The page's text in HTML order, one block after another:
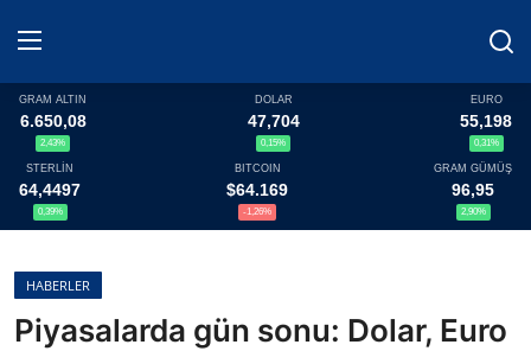
Haberler
Döviz
Altın Fiyatları
Döviz Kurları
GRAM ALTIN
6.650,08
2,43%
DOLAR
47,704
0,15%
EURO
55,198
0,31%
STERLİN
64,4497
0,39%
BITCOIN
$64.169
-1,26%
GRAM GÜMÜŞ
96,95
2,90%
HABERLER
Piyasalarda gün sonu: Dolar, Euro